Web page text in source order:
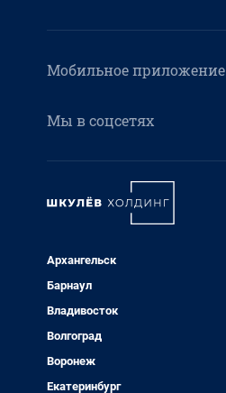
Мобильное приложение
Мы в соцсетях
Архангельск
Барнаул
Владивосток
Волгоград
Воронеж
Екатеринбург